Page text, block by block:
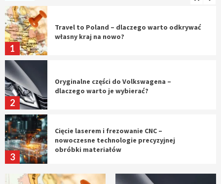
1
Travel to Poland – dlaczego warto odkrywać
własny kraj na nowo?
2
Oryginalne części do Volkswagena –
dlaczego warto je wybierać?
3
Cięcie laserem i frezowanie CNC –
nowoczesne technologie precyzyjnej
obróbki materiałów